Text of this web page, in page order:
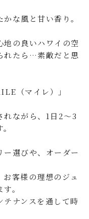
な風と甘い香り。
の良いハワイの空
れたら…素敵だと思
（マイレ）」
れながら、1日2～3
。
選びや、オーダー
客様の理想のジュ
す。
テナンスを通して時